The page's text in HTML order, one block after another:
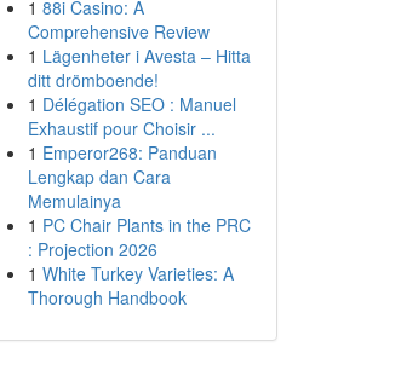
1 88i Casino: A
Comprehensive Review
1 Lägenheter i Avesta – Hitta
ditt drömboende!
1 Délégation SEO : Manuel
Exhaustif pour Choisir ...
1 Emperor268: Panduan
Lengkap dan Cara
Memulainya
1 PC Chair Plants in the PRC
: Projection 2026
1 White Turkey Varieties: A
Thorough Handbook